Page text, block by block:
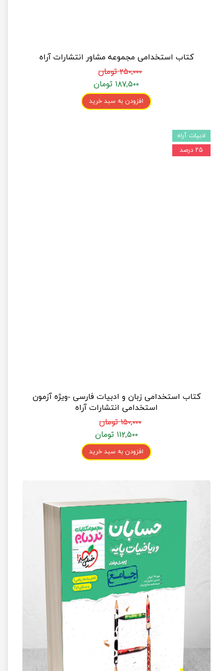
کتاب استخدامی مجموعه مشاور انتشارات آراه
۲۵۰,۰۰۰ تومان
۱۸۷,۵۰۰ تومان
افزودن به سبد خرید
کتاب استخدامی زبان و ادبیات فارسی -ویژه آزمون
استخدامی انتشارات آراه
۱۵۰,۰۰۰ تومان
۱۱۲,۵۰۰ تومان
افزودن به سبد خرید
ادبیات آراه
۲۵ درصد